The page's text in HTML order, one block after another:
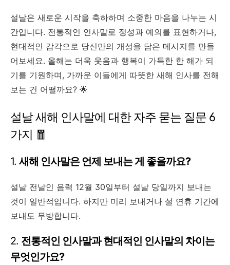
설날은 새로운 시작을 축하하며 소중한 마음을 나누는 시
간입니다. 전통적인 인사말로 정성과 예의를 표현하거나,
현대적인 감각으로 당신만의 개성을 담은 메시지를 만들
어보세요. 올해는 더욱 웃음과 행복이 가득한 한 해가 되
기를 기원하며, 가까운 이들에게 따뜻한 새해 인사를 전해
보는 건 어떨까요? 🌟
설날 새해 인사말에 대한 자주 묻는 질문 6
가지 🧧
1. 새해 인사말은 언제 보내는 게 좋을까요?
설날 전날인 음력 12월 30일부터 설날 당일까지 보내는
것이 일반적입니다. 하지만 미리 보내거나 설 연휴 기간에
보내도 무방합니다.
2. 전통적인 인사말과 현대적인 인사말의 차이는
무엇인가요?